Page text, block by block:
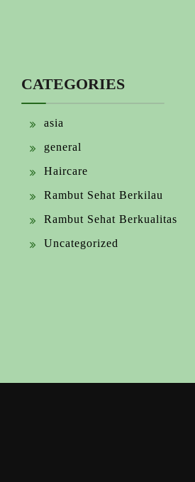
CATEGORIES
asia
general
Haircare
Rambut Sehat Berkilau
Rambut Sehat Berkualitas
Uncategorized